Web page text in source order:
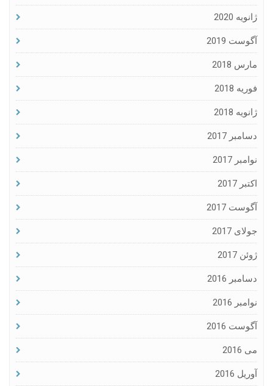
ژانویه 2020
آگوست 2019
مارس 2018
فوریه 2018
ژانویه 2018
دسامبر 2017
نوامبر 2017
اکتبر 2017
آگوست 2017
جولای 2017
ژوئن 2017
دسامبر 2016
نوامبر 2016
آگوست 2016
می 2016
آوریل 2016